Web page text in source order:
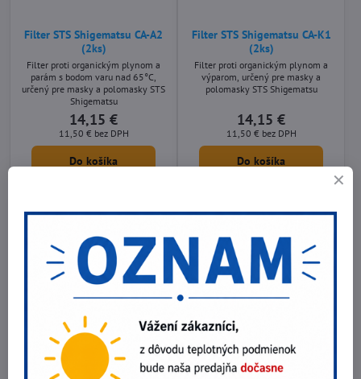
Filter STS Shigematsu CA-A2
(2ks)
Filter proti organickým plynom a
parám s bodom varu nad 65°C,
určený pre masky a polomasky STS
Shigematsu
14,15 €
11,50 € bez DPH
Do košíka
Filter STS Shigematsu CA-K1
(2ks)
Filter proti organickým plynom a
výparom, určený pre masky a
polomasky STS Shigematsu
14,15 €
11,50 € bez DPH
Do košíka
Filter STS Shigematsu CA-AX
(2ks)
3M™ 400
Slúži k ochrane filtrov pred